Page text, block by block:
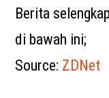
Berita
di bawah ini;
Source: ZDNet